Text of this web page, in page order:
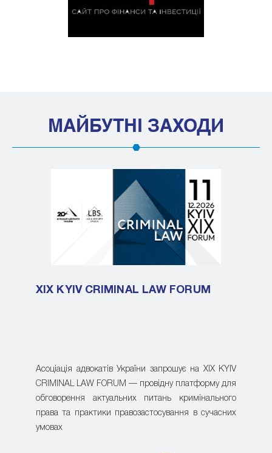
МАЙБУТНІ ЗАХОДИ
XIX KYIV CRIMINAL LAW FORUM
Асоціація адвокатів України запрошує на XIX KYIV
CRIMINAL LAW FORUM — провідну платформу для
обговорення актуальних питань кримінального
права та практики правозастосування в сучасних
умовах